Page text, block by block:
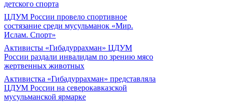
детского спорта
ЦДУМ России провело спортивное
состязание среди мусульманок «Мир.
Ислам. Спорт»
Активисты «Гибадуррахман» ЦДУМ
России раздали инвалидам по зрению мясо
жертвенных животных
Активистка «Гибадуррахман» представляла
ЦДУМ России на северокавказской
мусульманской ярмарке